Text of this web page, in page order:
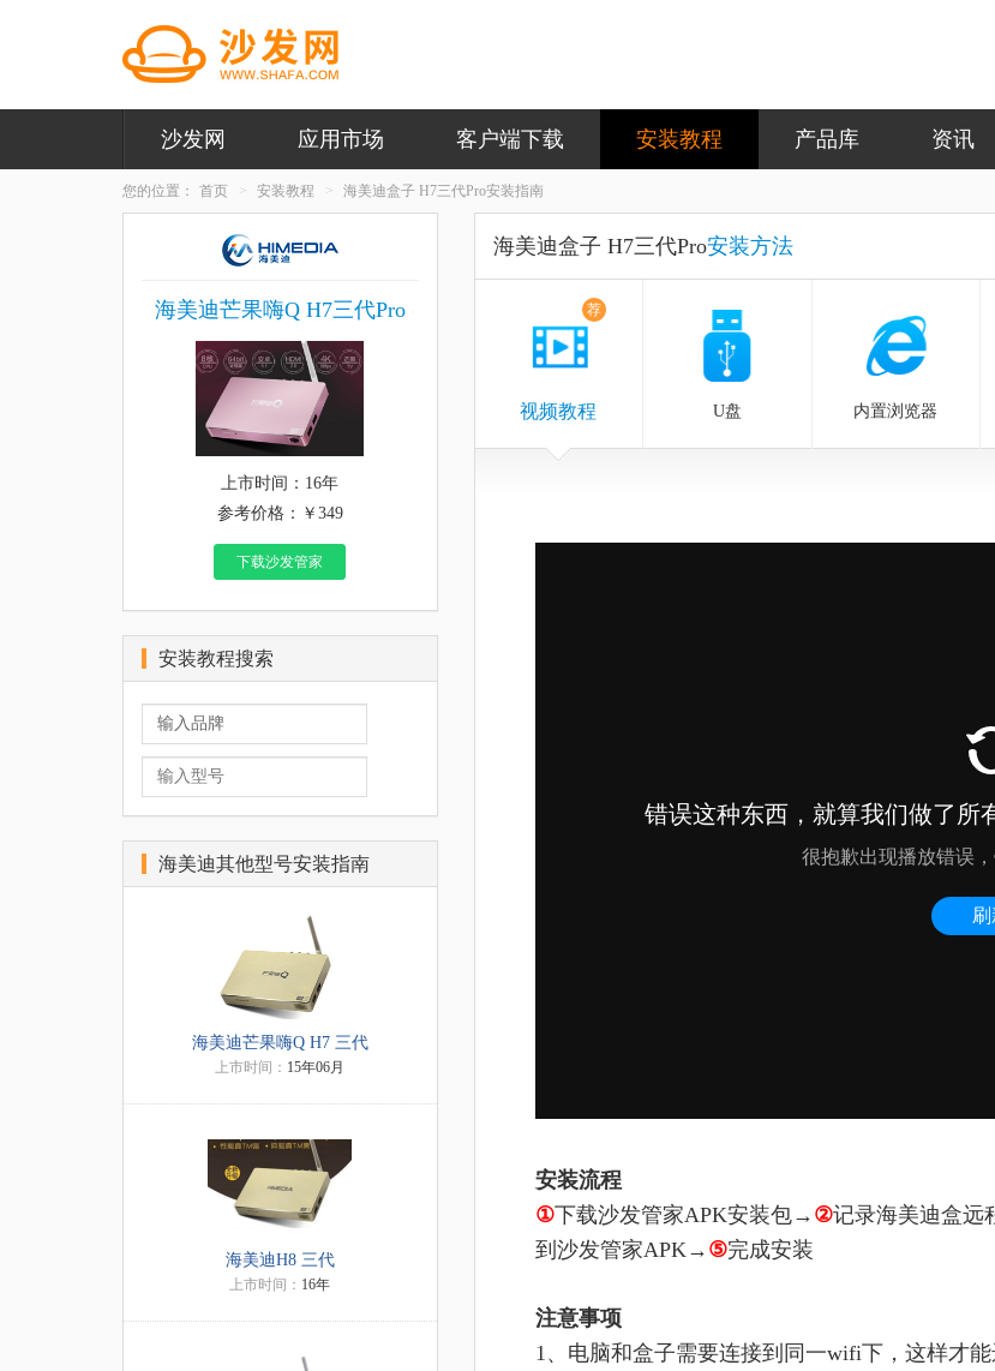
沙发网 应用市场 客户端下载 安装教程 产品库 资讯
您的位置： 首页 安装教程 海美迪盒子 H7三代Pro安装指南
海美迪盒子 H7三代Pro安装方法
荐
视频教程 U盘 内置浏览器
安装流程
①下载沙发管家APK安装包→ ②记录海美迪盒远
到沙发管家APK→ ⑤完成安装
注意事项
1、电脑和盒子需要连接到同一wifi下，这样才能
海美迪芒果嗨Q H7三代Pro
上市时间：16年
参考价格：￥349
下载沙发管家
安装教程搜索
海美迪其他型号安装指南
海美迪芒果嗨Q H7 三代
上市时间： 15年06月
海美迪H8 三代
上市时间： 16年